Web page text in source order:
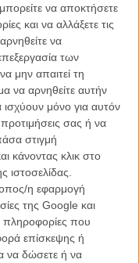
να αποκτήσετε
και να αλλάξετε τις
να
των
μην απαιτεί τη
να αρνηθείτε αυτήν
ισχύουν μόνο για αυτόν
σας ή να
στιγμή
κάνοντας κλικ στο
η εφαρμογή
της Google και
πληροφορίες που
επίσκεψης ή
να δώσετε ή να